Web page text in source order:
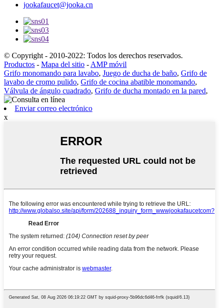
jookafaucet@jooka.cn
© Copyright - 2010-2022: Todos los derechos reservados.
Productos - Mapa del sitio - AMP móvil
Grifo monomando para lavabo, Juego de ducha de baño, Grifo de
lavabo de cromo pulido, Grifo de cocina abatible monomando,
Válvula de ángulo cuadrado, Grifo de ducha montado en la pared,
Enviar correo electrónico
x